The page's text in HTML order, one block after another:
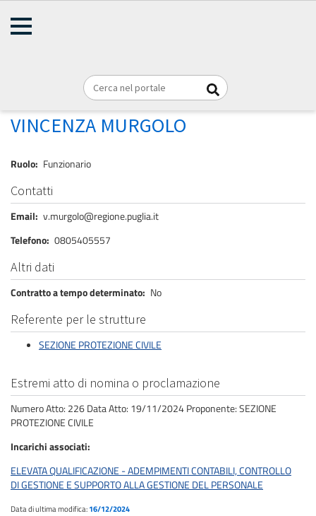
Briciole
Home
MURGOLO VINCENZA
VINCENZA MURGOLO
Ruolo Funzionario
Contatti
Email v.murgolo@regione.puglia.it
Telefono 0805405557
Altri dati
Contratto a tempo determinato No
Referente per le strutture
SEZIONE PROTEZIONE CIVILE
Estremi atto di nomina o proclamazione
Numero Atto: 226 Data Atto: 19/11/2024 Proponente: SEZIONE
PROTEZIONE CIVILE
Incarichi associati
ELEVATA QUALIFICAZIONE - ADEMPIMENTI CONTABILI, CONTROLLO
DI GESTIONE E SUPPORTO ALLA GESTIONE DEL PERSONALE
Data di ultima modifica:16/12/2024